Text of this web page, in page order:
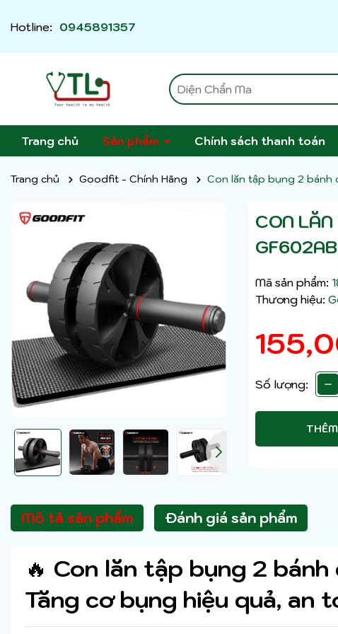
Hotline: 0945891357
Trang chủ Sản phẩm Chính sách thanh toán
Trang chủ Goodfit - Chính Hãng Con lăn tập bụng 2 bánh
CON
Mã sản phẩm:
Thương hiệu:
Số lượng:
Mô tả sản phẩm Đánh giá sản phẩm
🔥 Con lăn tập bụng 2
Tăng cơ bụng hiệu quả, an